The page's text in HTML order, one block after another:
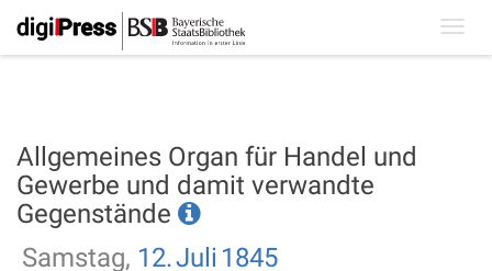
Allgemeines Organ für Handel und
Gewerbe und damit verwandte
Gegenstände
Samstag, 12.Juli 1845